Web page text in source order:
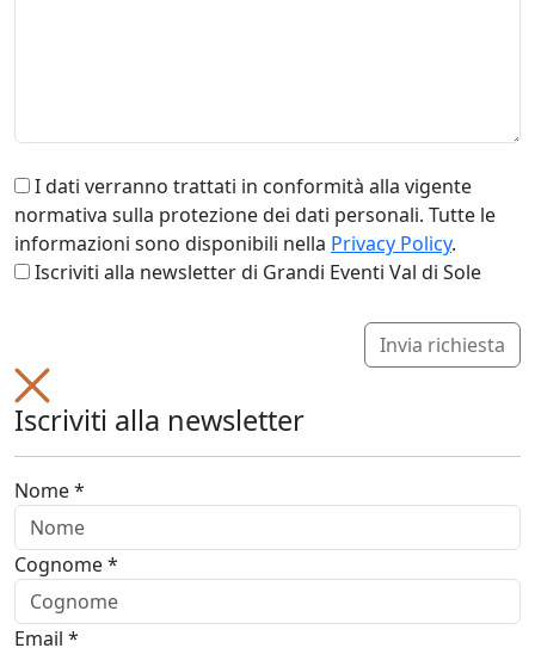
I dati verranno trattati in conformità alla vigente
normativa sulla protezione dei dati personali. Tutte le
informazioni sono disponibili nella Privacy Policy.
Iscriviti alla newsletter di Grandi Eventi Val di Sole
Invia richiesta
Iscriviti alla newsletter
Nome *
Cognome *
Email *